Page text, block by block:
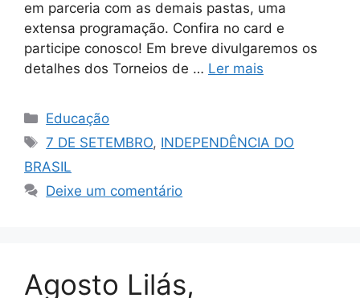
em parceria com as demais pastas, uma
extensa programação. Confira no card e
participe conosco! Em breve divulgaremos os
detalhes dos Torneios de … Ler mais
Educação
7 DE SETEMBRO, INDEPENDÊNCIA DO
BRASIL
Deixe um comentário
Agosto Lilás,